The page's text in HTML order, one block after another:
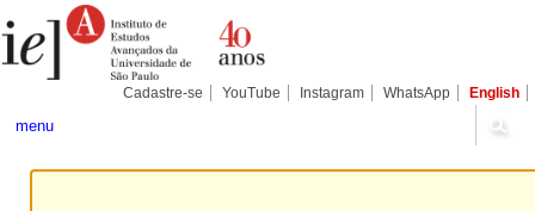
para
conteúdo.
Pessoais
Cadastre-se YouTube Instagram WhatsApp English
menu